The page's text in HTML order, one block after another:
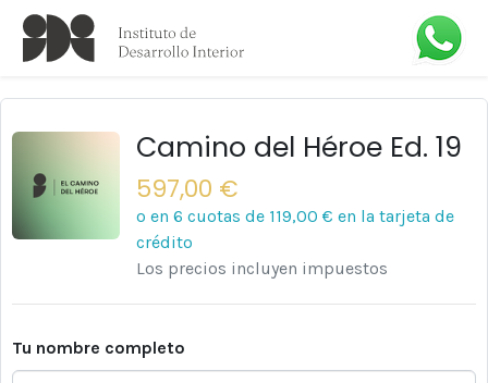
Camino del Héroe Ed. 19
597,00 €
o en 6 cuotas de 119,00 € en la tarjeta de
crédito
Los precios incluyen impuestos
Tu nombre completo